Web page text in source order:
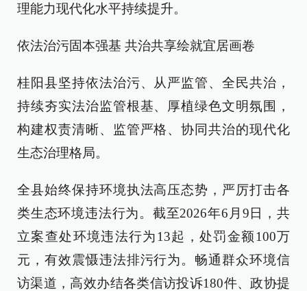
理能力现代化水平持续提升。
依法治污固本强基 共治共享绘就宜居画卷
桂阳县坚持依法治污、从严监管、全民共治，
持续夯实法治监管根基、厚植绿色文明氛围，
构建权责清晰、监管严格、协同共治的现代化
生态治理格局。
全县始终保持环境执法高压态势，严厉打击各
类生态环境违法行为。截至2026年6月9日，共
立案查处环境违法行为13起，处罚金额100万
元，有效震慑违法排污行为。畅通群众环境信
访渠道，高效办结各类信访投诉180件、政协提